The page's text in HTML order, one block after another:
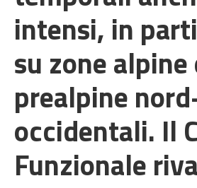
intensi, in
su zone alpine
prealpine
occidentali. Il
Funzionale